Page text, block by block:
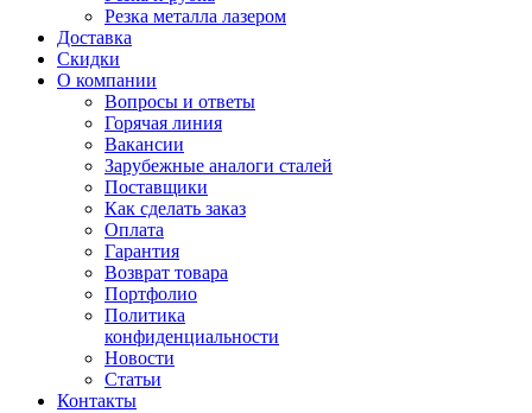
Резка металла лазером
Доставка
Скидки
О компании
Вопросы и ответы
Горячая линия
Вакансии
Зарубежные аналоги сталей
Поставщики
Как сделать заказ
Оплата
Гарантия
Возврат товара
Портфолио
Политика
конфиденциальности
Новости
Статьи
Контакты